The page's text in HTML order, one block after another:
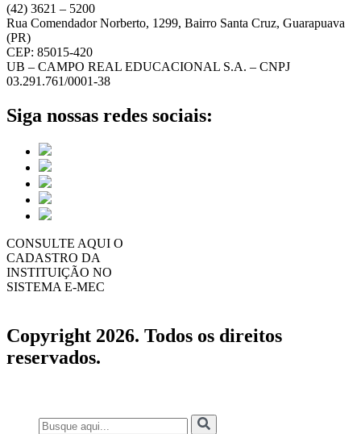
(42) 3621 – 5200
Rua Comendador Norberto, 1299, Bairro Santa Cruz, Guarapuava
(PR)
CEP: 85015-420
UB – CAMPO REAL EDUCACIONAL S.A. – CNPJ
03.291.761/0001-38
Siga nossas redes sociais:
CONSULTE AQUI O
CADASTRO DA
INSTITUIÇÃO NO
SISTEMA E-MEC
Copyright 2026. Todos os direitos
reservados.